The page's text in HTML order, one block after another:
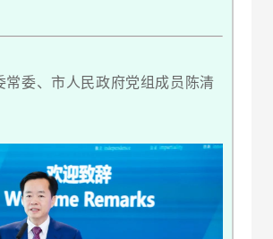
常委、市人民政府党组成员陈清